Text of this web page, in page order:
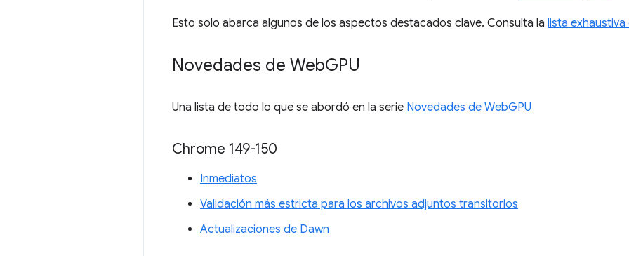
Esto solo abarca algunos de los aspectos destacados clave. Consulta la lista
Novedades de WebGPU
Una lista de todo lo que se abordó en la serie Novedades de WebGPU
Chrome 149-150
Inmediatos
Validación más estricta para los archivos adjuntos transitorios
Actualizaciones de Dawn